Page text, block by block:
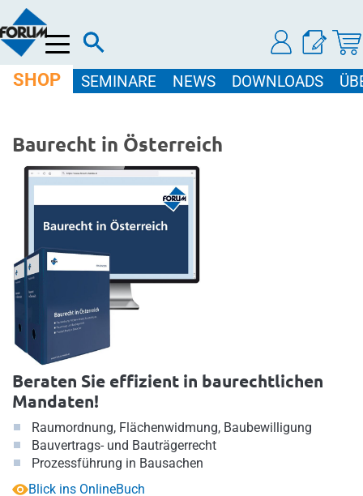
Menü
SHOP SEMINARE NEWS DOWNLOADS
Baurecht in Österreich
Beraten Sie effizient in baurechtlichen
Mandaten!
Raumordnung, Flächenwidmung, Baubewilligung
Bauvertrags- und Bauträgerrecht
Prozessführung in Bausachen
Blick ins OnlineBuch